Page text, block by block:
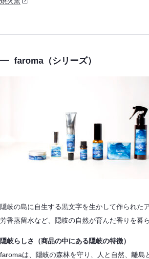
faroma（シリーズ）
隠岐の島に自生する黒文字を生かして作られた
芳香蒸留水など、隠岐の自然が育んだ香りを暮
隠岐らしさ（商品の中にある隠岐の特徴）
faromaは、隠岐の森林を守り、人と自然、離島